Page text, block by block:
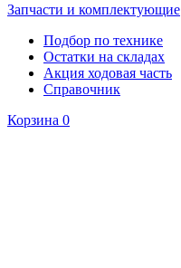
Запчасти и комплектующие
Подбор по технике
Остатки на складах
Акция ходовая часть
Справочник
Корзина 0